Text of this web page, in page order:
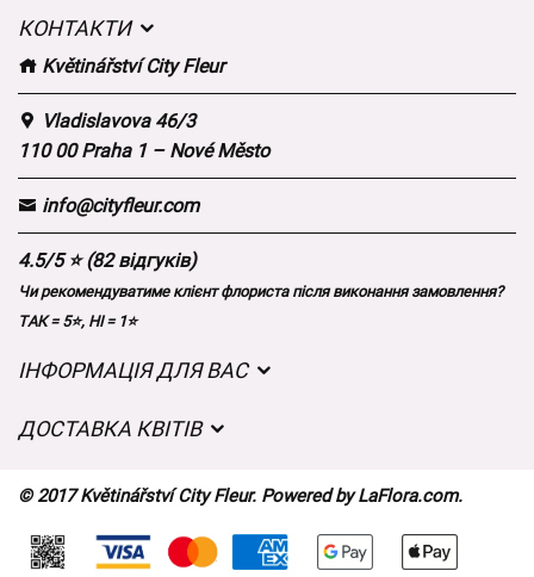
КОНТАКТИ
Květinářství City Fleur
Vladislavova 46/3
110 00 Praha 1 – Nové Město
info@cityfleur.com
4.5/5 ⭐ (82 відгуків)
Чи рекомендуватиме клієнт флориста після виконання замовлення?
ТАК = 5⭐, НІ = 1⭐
ІНФОРМАЦІЯ ДЛЯ ВАС
Захист персональних даних
Час доставки квітів – огляд можливостей
ДОСТАВКА КВІТІВ
Куди ми доставляємо квіти
Файли cookie
© 2017 Květinářství City Fleur. Powered byLaFlora.com.